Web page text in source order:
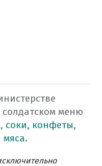
меню
соки, конфеты,